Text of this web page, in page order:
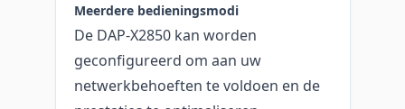
Meerdere bedieningsmodi
De DAP-X2850 kan worden
geconfigureerd om aan uw
netwerkbehoeften te voldoen en de